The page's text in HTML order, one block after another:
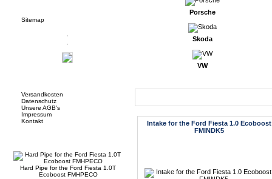
Sitemap
Versandkosten
Datenschutz
Unsere AGB's
Impressum
Kontakt
Hard Pipe for the Ford Fiesta 1.0T
Ecoboost FMHPECO
Porsche
Skoda
VW
Intake for the Ford Fiesta 1.0 Ecoboost
FMINDK5